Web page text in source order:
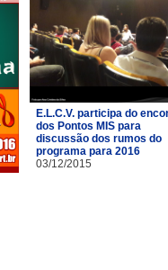
E.L.C.V. participa do
dos Pontos MIS para
discussão dos rumos do
programa para 2016
03/12/2015